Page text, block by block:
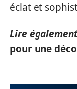
éclat et
Lire
pour une